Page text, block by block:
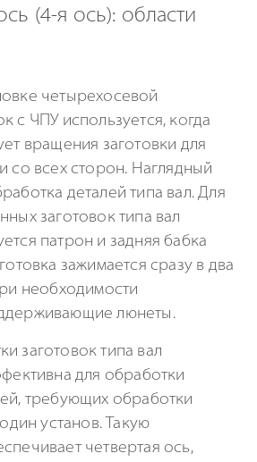
(4-я ось): области
четырехосевой
с ЧПУ используется, когда
вращения заготовки для
со всех сторон. Наглядный
деталей типа вал. Для
заготовок типа вал
патрон и задняя бабка
зажимается сразу в два
необходимости
люнеты.
заготовок типа вал
для обработки
требующих обработки
установ. Такую
четвертая ось,